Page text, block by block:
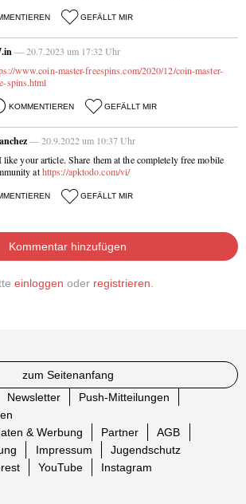
GEFÄLLT MIR
— 20.7.2023 um 17:32 Uhr
www.coin-master-freespins.com/2020/12/coin-master-
spins.html
KOMMENTIEREN GEFÄLLT MIR
— 20.9.2022 um 10:37 Uhr
like your article. Share them at the completely free mobile
athttps://apktodo.com/vi/
GEFÄLLT MIR
Kommentar hinzufügen
einloggen oder registrieren.
zum Seitenanfang
Newsletter
Push-Mitteilungen
& Werbung Partner
AGB
Impressum
Jugendschutz
YouTube Instagram